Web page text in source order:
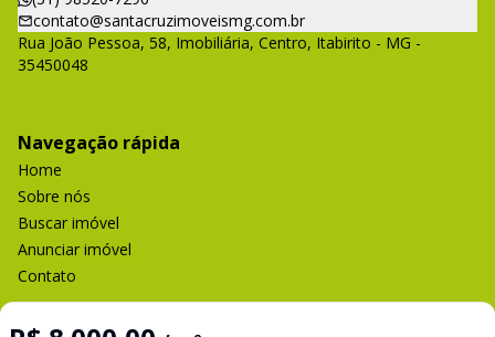
contato@santacruzimoveismg.com.br
Rua João Pessoa, 58, Imobiliária, Centro, Itabirito - MG -
35450048
Navegação rápida
Home
Sobre nós
Buscar imóvel
Anunciar imóvel
Contato